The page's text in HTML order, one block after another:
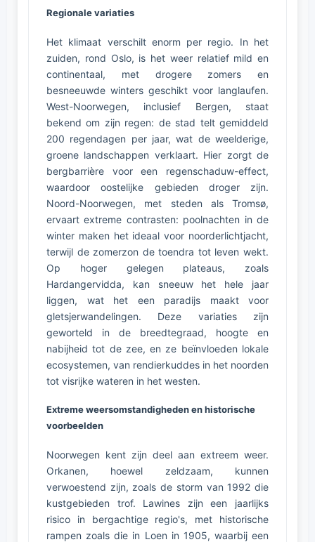
Regionale variaties
Het klimaat verschilt enorm per regio. In het
zuiden, rond Oslo, is het weer relatief mild en
continentaal, met drogere zomers en
besneeuwde winters geschikt voor langlaufen.
West-Noorwegen, inclusief Bergen, staat
bekend om zijn regen: de stad telt gemiddeld
200 regendagen per jaar, wat de weelderige,
groene landschappen verklaart. Hier zorgt de
bergbarrière voor een regenschaduw-effect,
waardoor oostelijke gebieden droger zijn.
Noord-Noorwegen, met steden als Tromsø,
ervaart extreme contrasten: poolnachten in de
winter maken het ideaal voor noorderlichtjacht,
terwijl de zomerzon de toendra tot leven wekt.
Op hoger gelegen plateaus, zoals
Hardangervidda, kan sneeuw het hele jaar
liggen, wat het een paradijs maakt voor
gletsjerwandelingen. Deze variaties zijn
geworteld in de breedtegraad, hoogte en
nabijheid tot de zee, en ze beïnvloeden lokale
ecosystemen, van rendierkuddes in het noorden
tot visrijke wateren in het westen.
Extreme weersomstandigheden en historische
voorbeelden
Noorwegen kent zijn deel aan extreem weer.
Orkanen, hoewel zeldzaam, kunnen
verwoestend zijn, zoals de storm van 1992 die
kustgebieden trof. Lawines zijn een jaarlijks
risico in bergachtige regio's, met historische
rampen zoals die in Loen in 1905, waarbij een